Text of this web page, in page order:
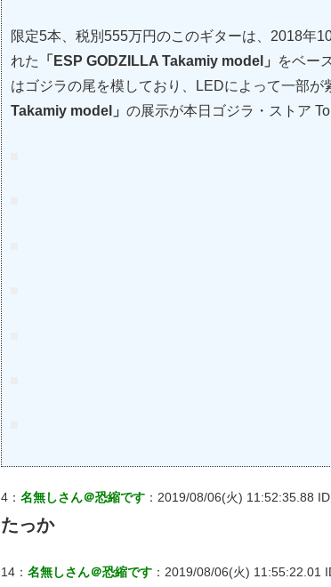
限定5本、税別555万円のこのギターは、2018年
れた
「ESP GODZILLA Takamiy model」
をベー
はゴジラの尾を模しており、LEDによって一部が
Takamiy model」 の展示が本日ゴジラ・ストア
4： 名無しさん＠恐縮です ：2019/08/06(火) 11:52:35.88
たっか
14： 名無しさん＠恐縮です ：2019/08/06(火) 11:55:22.01